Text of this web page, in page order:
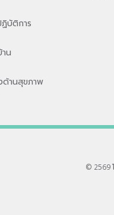
บัติการ
น
ด้านสุขภาพ
© 2569